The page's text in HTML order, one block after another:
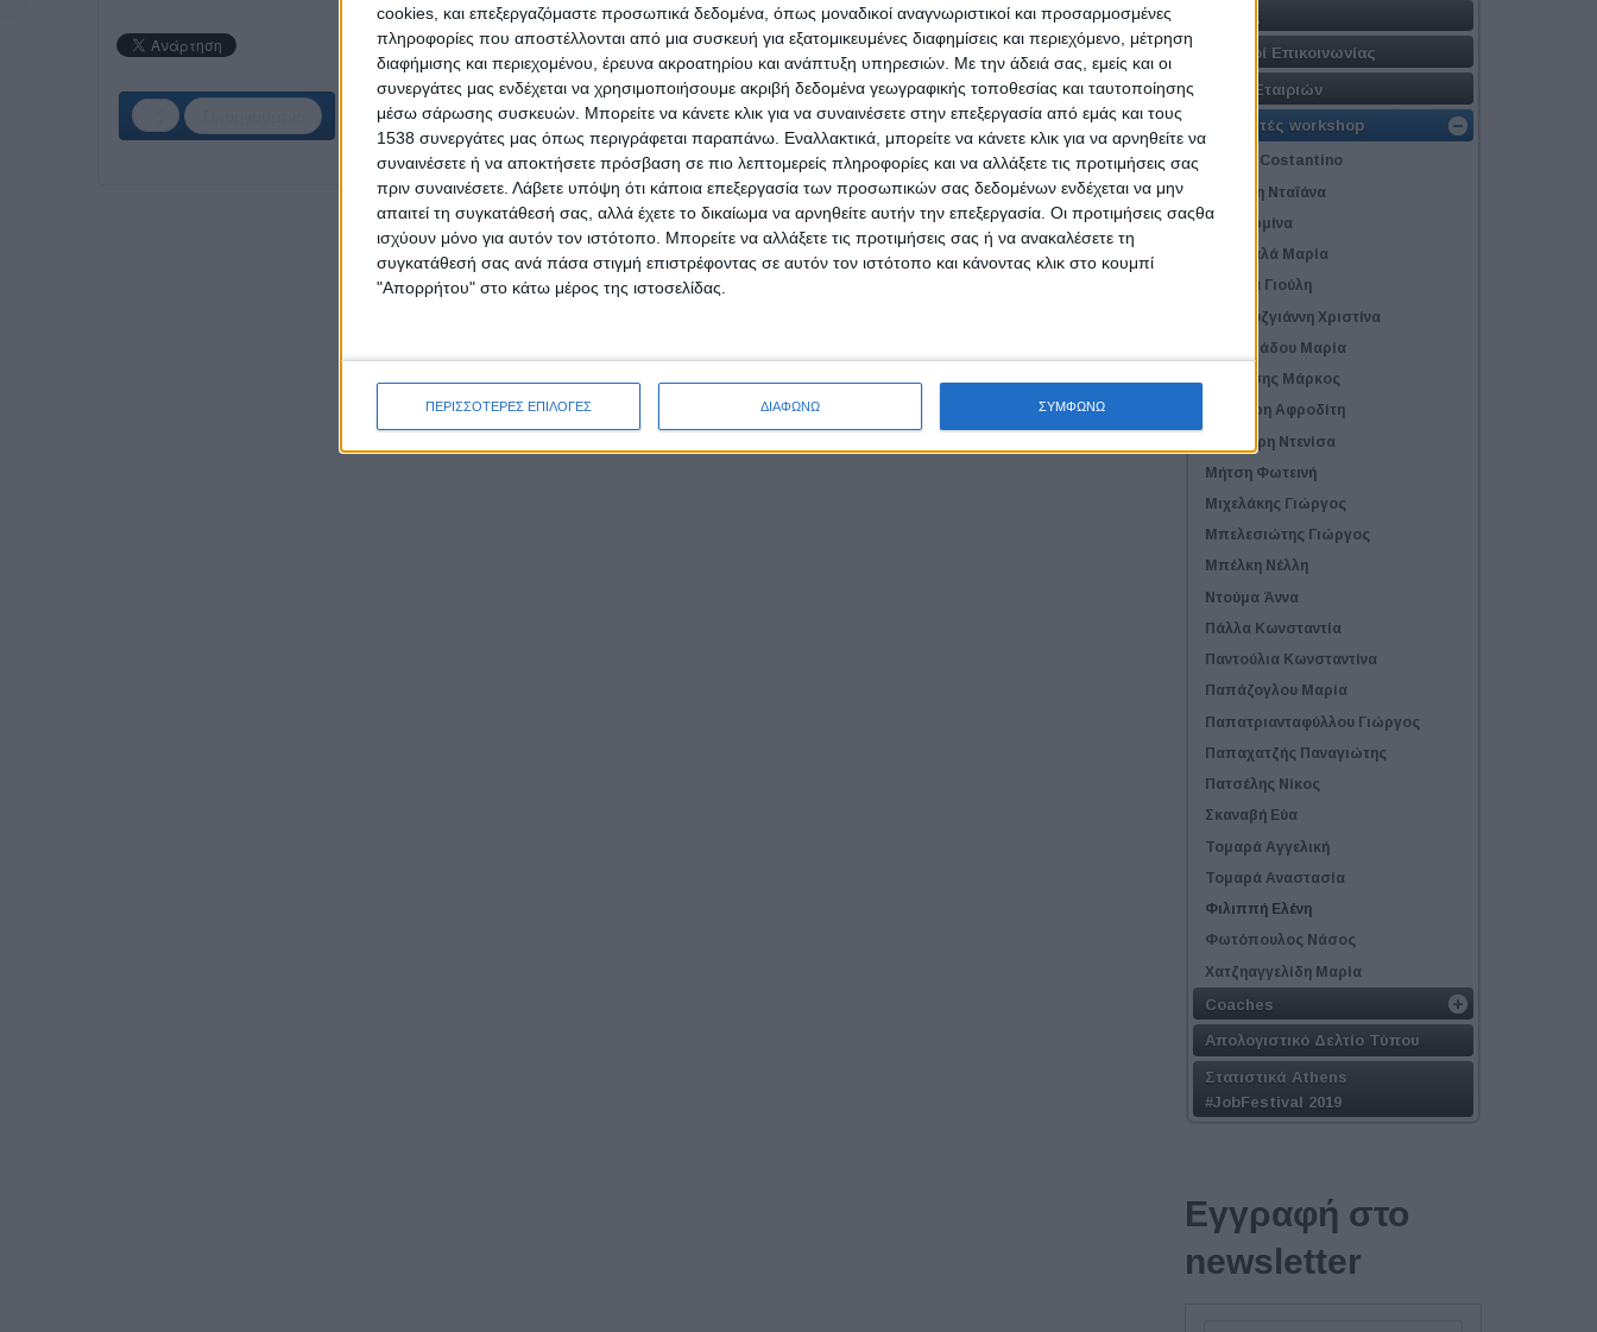
cookies, και επεξεργαζόμαστε προσωπικά δεδομένα, όπως μοναδικοί αναγνωριστικοί και προσαρμοσμένες
πληροφορίες που αποστέλλονται από μια συσκευή για εξατομικευμένες διαφημίσεις και περιεχόμενο, μέτρηση
διαφήμισης και περιεχομένου, έρευνα ακροατηρίου και ανάπτυξη υπηρεσιών. Με την άδειά σας, εμείς και οι
συνεργάτες μας ενδέχεται να χρησιμοποιήσουμε ακριβή δεδομένα γεωγραφικής τοποθεσίας και ταυτοποίησης
μέσω σάρωσης συσκευών. Μπορείτε να κάνετε κλικ για να συναινέσετε στην επεξεργασία από εμάς και τους
1538 συνεργάτες μας όπως περιγράφεται παραπάνω. Εναλλακτικά, μπορείτε να κάνετε κλικ για να αρνηθείτε να
συναινέσετε ή να αποκτήσετε πρόσβαση σε πιο λεπτομερείς πληροφορίες και να αλλάξετε τις προτιμήσεις σας
πριν συναινέσετε. Λάβετε υπόψη ότι κάποια επεξεργασία των προσωπικών σας δεδομένων ενδέχεται να μην
απαιτεί τη συγκατάθεσή σας, αλλά έχετε το δικαίωμα να αρνηθείτε αυτήν την επεξεργασία. Οι προτιμήσεις σαςθα
ισχύουν μόνο για αυτόν τον ιστότοπο. Μπορείτε να αλλάξετε τις προτιμήσεις σας ή να ανακαλέσετε τη
συγκατάθεσή σας ανά πάσα στιγμή επιστρέφοντας σε αυτόν τον ιστότοπο και κάνοντας κλικ στο κουμπί
"Απορρήτου" στο κάτω μέρος της ιστοσελίδας.
ΠΕΡΙΣΣΟΤΕΡΕΣ ΕΠΙΛΟΓΕΣ ΔΙΑΦΩΝΩ ΣΥΜΦΩΝΩ
Επόμενο
Χορηγοί Επικοινωνίας
Λίστα Εταιριών
Εισηγητές workshop
Roselli Costantino
Αλεξάκη Νταϊάνα
Γάκη Ερμίνα
Γεωργαλά Μαρία
Δελιέζα Γιούλη
Δουκουζγιάννη Χριστίνα
Ζαρωτιάδου Μαρία
Κορβέσης Μάρκος
Κράβαρη Αφροδίτη
Λαβντάρη Ντενίσα
Μήτση Φωτεινή
Μιχελάκης Γιώργος
Μπελεσιώτης Γιώργος
Μπέλκη Νέλλη
Ντούμα Άννα
Πάλλα Κωνσταντία
Παντούλια Κωνσταντίνα
Παπάζογλου Μαρία
Παπατριανταφύλλου Γιώργος
Παπαχατζής Παναγιώτης
Πατσέλης Νίκος
Σκαναβή Εύα
Τομαρά Αγγελική
Τομαρά Αναστασία
Φιλιππή Ελένη
Φωτόπουλος Νάσος
Χατζηαγγελίδη Μαρία
Coaches
Απολογιστικό Δελτίο Τύπου
Στατιστικά Athens
#JobFestival 2019
Εγγραφή στο
newsletter